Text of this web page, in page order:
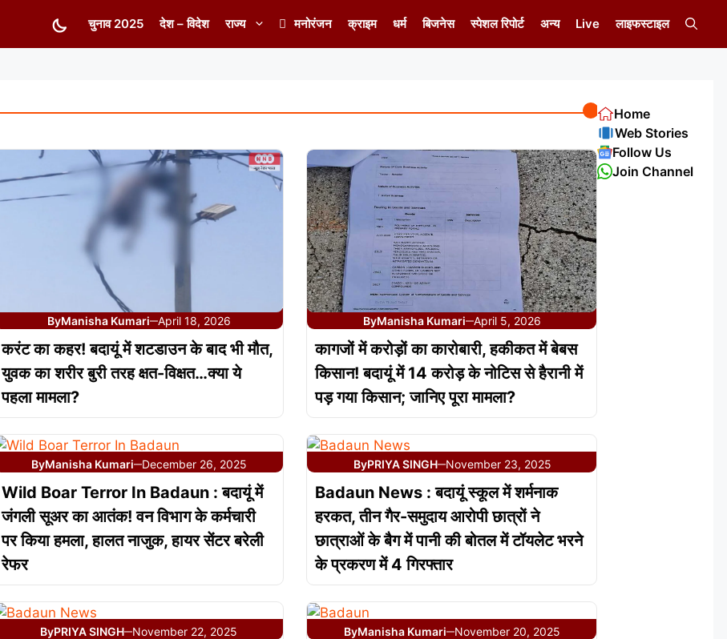
चुनाव 2025 देश – विदेश राज्य मनोरंजन क्राइम धर्म बिजनेस स्पेशल रिपोर्ट अन्य Live लाइफस्टाइल
ByManisha Kumari—April 18, 2026
करंट का कहर! बदायूं में शटडाउन के बाद भी मौत,
युवक का शरीर बुरी तरह क्षत-विक्षत…क्या ये
पहला मामला?
ByManisha Kumari—April 5, 2026
कागजों में करोड़ों का कारोबारी, हकीकत में बेबस
किसान! बदायूं में 14 करोड़ के नोटिस से हैरानी में
पड़ गया किसान; जानिए पूरा मामला?
ByManisha Kumari—December 26, 2025
Wild Boar Terror In Badaun : बदायूं में
जंगली सूअर का आतंक! वन विभाग के कर्मचारी
पर किया हमला, हालत नाजुक, हायर सेंटर बरेली
रेफर
ByPRIYA SINGH—November 23, 2025
Badaun News : बदायूं स्कूल में शर्मनाक
हरकत, तीन गैर-समुदाय आरोपी छात्रों ने
छात्राओं के बैग में पानी की बोतल में टॉयलेट भरने
के प्रकरण में 4 गिरफ्तार
ByPRIYA SINGH—November 22, 2025 ByManisha Kumari—November 20, 2025
Home
Web Stories
Follow Us
Join Channel